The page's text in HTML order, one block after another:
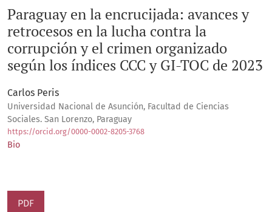
Paraguay en la encrucijada: avances y
retrocesos en la lucha contra la
corrupción y el crimen organizado
según los índices CCC y GI-TOC de 2023
Carlos Peris
Universidad Nacional de Asunción, Facultad de Ciencias
Sociales. San Lorenzo, Paraguay
https://orcid.org/0000-0002-8205-3768
Bio
PDF